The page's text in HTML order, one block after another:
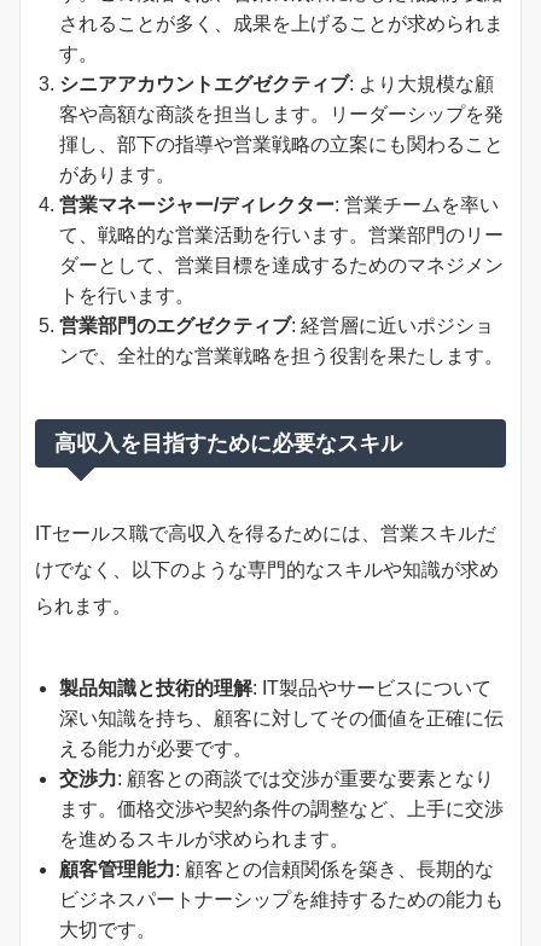
されることが多く、成果を上げることが求められま
す。
シニアアカウントエグゼクティブ: より大規模な顧
客や高額な商談を担当します。リーダーシップを発
揮し、部下の指導や営業戦略の立案にも関わること
があります。
営業マネージャー/ディレクター: 営業チームを率い
て、戦略的な営業活動を行います。営業部門のリー
ダーとして、営業目標を達成するためのマネジメン
トを行います。
営業部門のエグゼクティブ: 経営層に近いポジショ
ンで、全社的な営業戦略を担う役割を果たします。
高収入を目指すために必要なスキル
ITセールス職で高収入を得るためには、営業スキルだ
けでなく、以下のような専門的なスキルや知識が求め
られます。
製品知識と技術的理解: IT製品やサービスについて
深い知識を持ち、顧客に対してその価値を正確に伝
える能力が必要です。
交渉力: 顧客との商談では交渉が重要な要素となり
ます。価格交渉や契約条件の調整など、上手に交渉
を進めるスキルが求められます。
顧客管理能力: 顧客との信頼関係を築き、長期的な
ビジネスパートナーシップを維持するための能力も
大切です。